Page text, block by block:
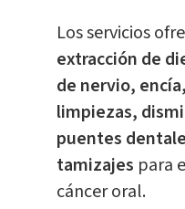
Los servicios
extracción de
de nervio,
limpiezas,
puentes
tamizajes para
cáncer oral.